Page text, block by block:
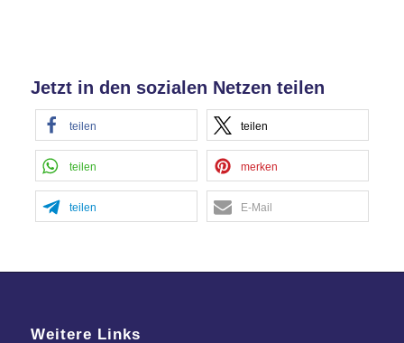
Jetzt in den sozialen Netzen teilen
teilen teilen
teilen merken
teilen E-Mail
Weitere Links